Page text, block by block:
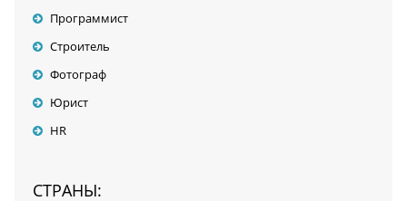
Программист
Строитель
Фотограф
Юрист
HR
СТРАНЫ: